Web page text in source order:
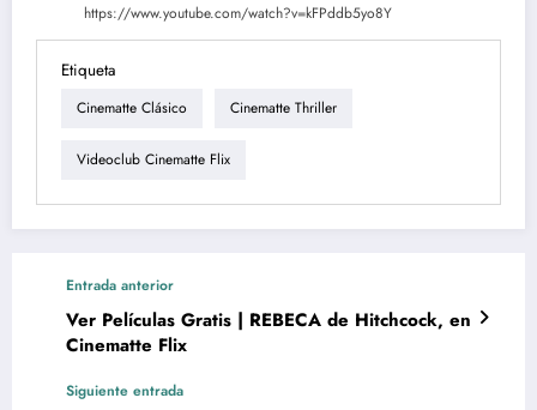
https://www.youtube.com/watch?v=kFPddb5yo8Y
Etiqueta
Cinematte Clásico Cinematte Thriller
Videoclub Cinematte Flix
Entrada anterior
Ver Películas Gratis | REBECA de Hitchcock, en
Cinematte Flix
Siguiente entrada